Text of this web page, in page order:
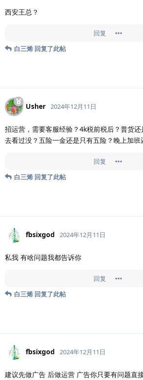
西安王总？
回复
白三烯 回复了此帖
Usher 2024年12月11日
招运营，需要客服经验？4k税前税后？普货
去看过没？五险一金还是只有五险？晚上加班
回复
白三烯 回复了此帖
fbsixgod 2024年12月11日
私我 有啥问题我都告诉你
回复
白三烯 回复了此帖
fbsixgod 2024年12月11日
建议先做广告 后做运营 广告你只要有问题直